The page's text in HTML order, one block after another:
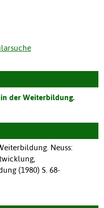
in der Weiterbildung.
Neuss:
(1980) S. 68-